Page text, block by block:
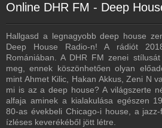
Online DHR FM - Deep
Hallgasd a legnagyobb deep house
Deep House Radio-n! A rádiót
Romániában. A DHR FM zenei
meg, ennek köszönhetően olyan
mint Ahmet Kilic, Hakan Akkus, Zeni N
mi is az a deep house? A világszerte
alfaja aminek a kialakulása egészen
80-as évekbeli Chicago-i house, a
ízléses keverékéből jött létre.